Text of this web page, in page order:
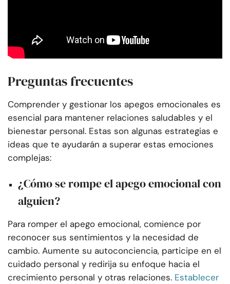
Preguntas frecuentes
Comprender y gestionar los apegos emocionales es
esencial para mantener relaciones saludables y el
bienestar personal. Estas son algunas estrategias e
ideas que te ayudarán a superar estas emociones
complejas:
¿Cómo se rompe el apego emocional con
alguien?
Para romper el apego emocional, comience por
reconocer sus sentimientos y la necesidad de
cambio. Aumente su autoconciencia, participe en el
cuidado personal y redirija su enfoque hacia el
crecimiento personal y otras relaciones. Establecer